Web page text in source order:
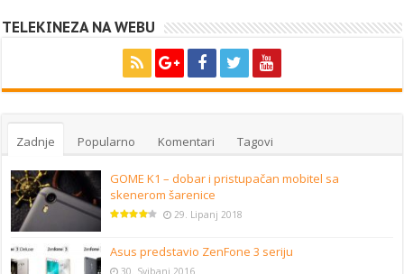
TELEKINEZA NA WEBU
Zadnje Popularno Komentari Tagovi
GOME K1 – dobar i pristupačan mobitel sa
skenerom šarenice
29. Lipanj 2018
Asus predstavio ZenFone 3 seriju
30. Svibanj 2016